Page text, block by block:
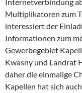
Internetverbindung
Multiplikatoren zum
interessiert der
Informationen zum
Gewerbegebiet
Kwasny und Landrat
daher die einmalige
Kapellen hat sich